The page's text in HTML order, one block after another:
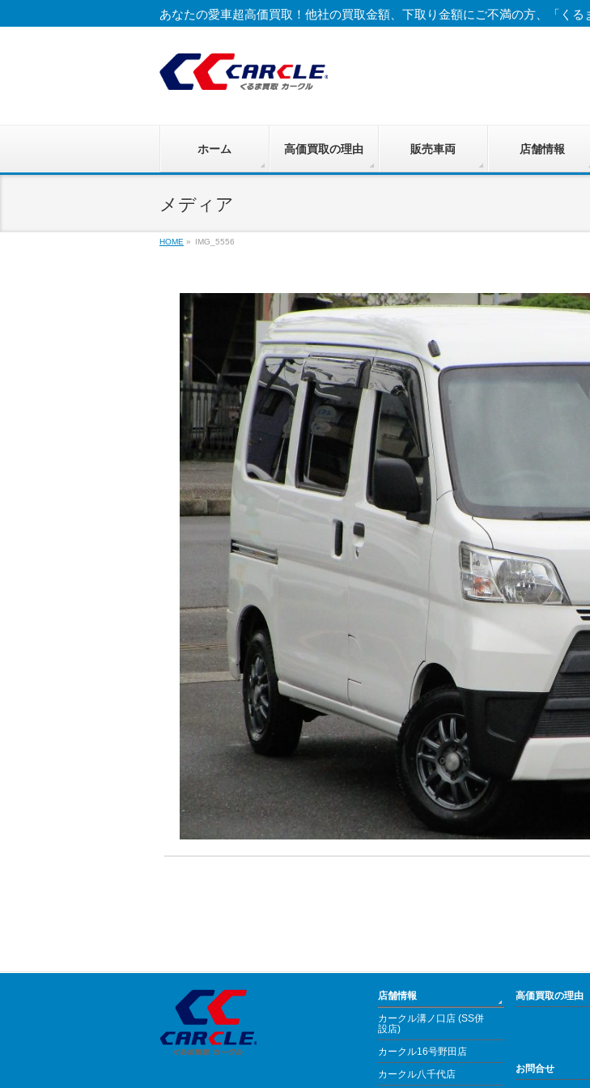
あなたの愛車超高価買取！他社の買取金額、下取り金額にご不満の方、「くる
ホーム 高価買取の理由 販売車両 店舗情報
メディア
HOME » IMG_5556
店舗情報
カークル溝ノ口店 (SS併
設店)
カークル16号野田店
カークル八千代店
高価買取の理由
お問合せ